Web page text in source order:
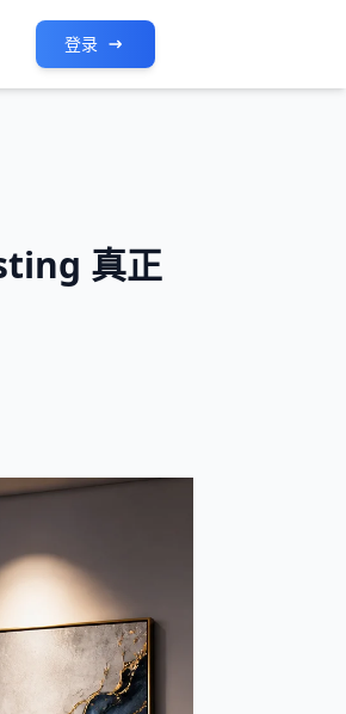
登录
真正